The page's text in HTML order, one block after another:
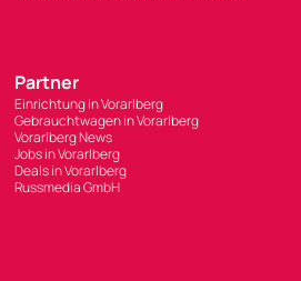
Partner
Einrichtung in Vorarlberg
Gebrauchtwagen in Vorarlberg
Vorarlberg News
Jobs in Vorarlberg
Deals in Vorarlberg
Russmedia GmbH